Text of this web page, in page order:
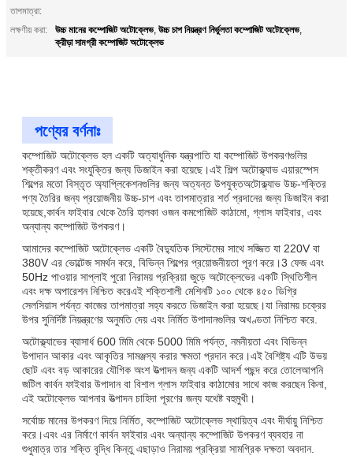
তাপমাত্রা:
লক্ষণীয় করা: উচ্চ মানের কম্পোজিট অটোক্লেভ, উচ্চ চাপ নিয়ন্ত্রণ নির্ভুলতা কম্পোজিট অটোক্লেভ,
ক্রীড়া সামগ্রী কম্পোজিট অটোক্লেভ
পণ্যের বর্ণনাঃ
কম্পোজিট অটোক্লেভ হল একটি অত্যাধুনিক যন্ত্রপাতি যা কম্পোজিট উপকরণগুলির
শক্তীকরণ এবং সংযুক্তির জন্য ডিজাইন করা হয়েছে।এই শিল্প অটোক্ল্যাভ এয়ারস্পেস
শিল্পের মতো বিস্তৃত অ্যাপ্লিকেশনগুলির জন্য অত্যন্ত উপযুক্তঅটোক্ল্যাভ উচ্চ-শক্তির
পণ্য তৈরির জন্য প্রয়োজনীয় উচ্চ-চাপ এবং তাপমাত্রার শর্ত প্রদানের জন্য ডিজাইন করা
হয়েছে,কার্বন ফাইবার থেকে তৈরি হালকা ওজন কমপোজিট কাঠামো, গ্লাস ফাইবার, এবং
অন্যান্য কম্পোজিট উপকরণ।
আমাদের কম্পোজিট অটোক্লেভ একটি বৈদ্যুতিক সিস্টেমের সাথে সজ্জিত যা 220V বা
380V এর ভোল্টেজ সমর্থন করে, বিভিন্ন শিল্পের প্রয়োজনীয়তা পূরণ করে।3 ফেজ এবং
50Hz পাওয়ার সাপ্লাই পুরো নিরাময় প্রক্রিয়া জুড়ে অটোক্লেভের একটি স্থিতিশীল
এবং দক্ষ অপারেশন নিশ্চিত করেএই শক্তিশালী মেশিনটি ১০০ থেকে ৪৫০ ডিগ্রি
সেলসিয়াস পর্যন্ত কাজের তাপমাত্রা সহ্য করতে ডিজাইন করা হয়েছে।যা নিরাময় চক্রের
উপর সুনির্দিষ্ট নিয়ন্ত্রণের অনুমতি দেয় এবং নির্মিত উপাদানগুলির অখণ্ডতা নিশ্চিত করে.
অটোক্ল্যাভের ব্যাসার্ধ 600 মিমি থেকে 5000 মিমি পর্যন্ত, নমনীয়তা এবং বিভিন্ন
উপাদান আকার এবং আকৃতির সামঞ্জস্য করার ক্ষমতা প্রদান করে।এই বৈশিষ্ট্য এটি উভয়
ছোট এবং বড় আকারের যৌগিক অংশ উত্পাদন জন্য একটি আদর্শ পছন্দ করে তোলেআপনি
জটিল কার্বন ফাইবার উপাদান বা বিশাল গ্লাস ফাইবার কাঠামোর সাথে কাজ করছেন কিনা,
এই অটোক্লেভ আপনার উত্পাদন চাহিদা পূরণের জন্য যথেষ্ট বহুমুখী।
সর্বোচ্চ মানের উপকরণ দিয়ে নির্মিত, কম্পোজিট অটোক্লেভ স্থায়িত্ব এবং দীর্ঘায়ু নিশ্চিত
করে।এবং এর নির্মাণে কার্বন ফাইবার এবং অন্যান্য কম্পোজিট উপকরণ ব্যবহার না
শুধুমাত্র তার শক্তি বৃদ্ধি কিন্তু এছাড়াও নিরাময় প্রক্রিয়া সামগ্রিক দক্ষতা অবদান.